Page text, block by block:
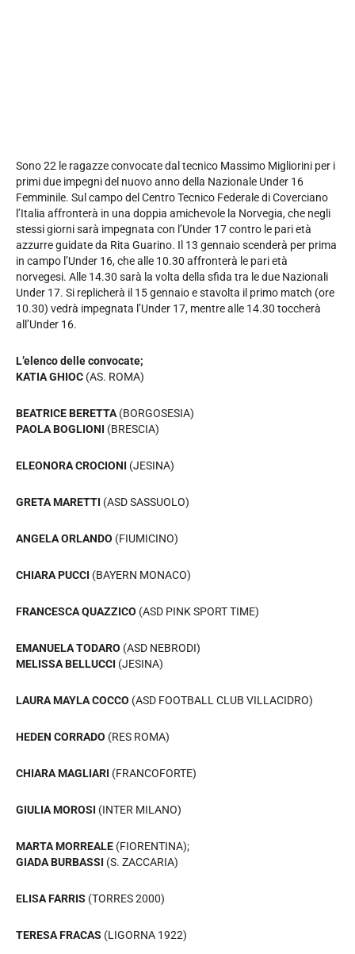
Sono 22 le ragazze convocate dal tecnico Massimo Migliorini per i
primi due impegni del nuovo anno della Nazionale Under 16
Femminile. Sul campo del Centro Tecnico Federale di Coverciano
l’Italia affronterà in una doppia amichevole la Norvegia, che negli
stessi giorni sarà impegnata con l’Under 17 contro le pari età
azzurre guidate da Rita Guarino. Il 13 gennaio scenderà per prima
in campo l’Under 16, che alle 10.30 affronterà le pari età
norvegesi. Alle 14.30 sarà la volta della sfida tra le due Nazionali
Under 17. Si replicherà il 15 gennaio e stavolta il primo match (ore
10.30) vedrà impegnata l’Under 17, mentre alle 14.30 toccherà
all’Under 16.
L’elenco delle convocate;
KATIA GHIOC (AS. ROMA)
BEATRICE BERETTA (BORGOSESIA)
PAOLA BOGLIONI (BRESCIA)
ELEONORA CROCIONI (JESINA)
GRETA MARETTI (ASD SASSUOLO)
ANGELA ORLANDO (FIUMICINO)
CHIARA PUCCI (BAYERN MONACO)
FRANCESCA QUAZZICO (ASD PINK SPORT TIME)
EMANUELA TODARO (ASD NEBRODI)
MELISSA BELLUCCI (JESINA)
LAURA MAYLA COCCO (ASD FOOTBALL CLUB VILLACIDRO)
HEDEN CORRADO (RES ROMA)
CHIARA MAGLIARI (FRANCOFORTE)
GIULIA MOROSI (INTER MILANO)
MARTA MORREALE (FIORENTINA);
GIADA BURBASSI (S. ZACCARIA)
ELISA FARRIS (TORRES 2000)
TERESA FRACAS (LIGORNA 1922)